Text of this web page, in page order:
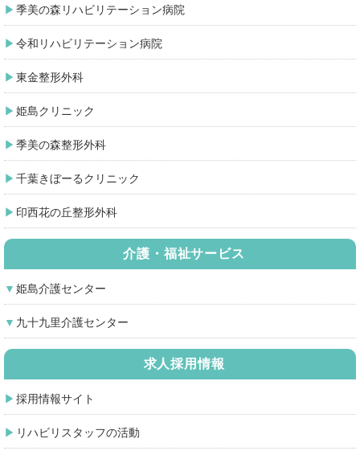
季美の森リハビリテーション病院
令和リハビリテーション病院
東金整形外科
姫島クリニック
季美の森整形外科
千葉きぼーるクリニック
印西花の丘整形外科
介護・福祉サービス
姫島介護センター
九十九里介護センター
求人採用情報
採用情報サイト
リハビリスタッフの活動